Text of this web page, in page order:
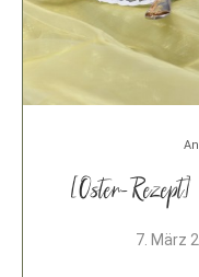
[Oster-
7. März